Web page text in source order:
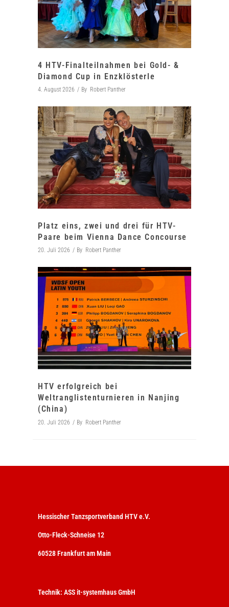
4 HTV-Finalteilnahmen bei Gold- &
Diamond Cup in Enzklösterle
4. August 2026 By Robert Panther
Platz eins, zwei und drei für HTV-
Paare beim Vienna Dance Concourse
20. Juli 2026 By Robert Panther
HTV erfolgreich bei
Weltranglistenturnieren in Nanjing
(China)
20. Juli 2026 By Robert Panther
Hessischer Tanzsportverband HTV e.V.
Otto-Fleck-Schneise 12
60528 Frankfurt am Main
Technik: ASS it-systemhaus GmbH